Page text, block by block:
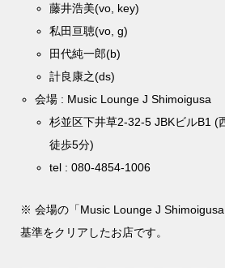
藤井浩美(vo, key)
私田亘聴(vo, g)
田代純一郎(b)
計良康之(ds)
会場 : Music Lounge J Shimoigusa
杉並区下井草2-32-5 JBKビルB1 (
徒歩5分)
tel : 080-4854-1006
※ 会場の「Music Lounge J
基準をクリアしたお店です。